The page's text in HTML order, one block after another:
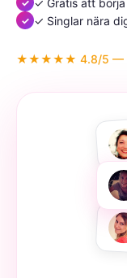
✓ Singlar nära
★★★★★ 4.8/5 —